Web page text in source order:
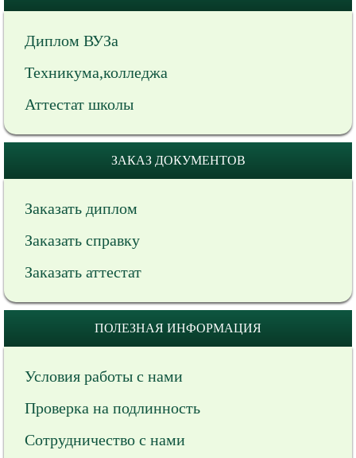
Диплом ВУЗа
Техникума,колледжа
Аттестат школы
ЗАКАЗ ДОКУМЕНТОВ
Заказать диплом
Заказать справку
Заказать аттестат
ПОЛЕЗНАЯ ИНФОРМАЦИЯ
Условия работы с нами
Проверка на подлинность
Сотрудничество с нами